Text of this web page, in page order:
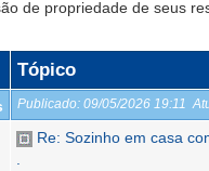
de propriedade de seus
Tópico
Publicado: 09/05/2026 19:11
Re: Sozinho em casa